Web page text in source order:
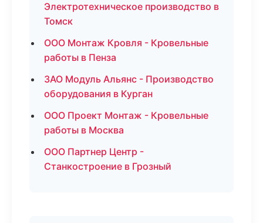
Электротехническое производство в
Томск
ООО Монтаж Кровля - Кровельные
работы в Пенза
ЗАО Модуль Альянс - Производство
оборудования в Курган
ООО Проект Монтаж - Кровельные
работы в Москва
ООО Партнер Центр -
Станкостроение в Грозный